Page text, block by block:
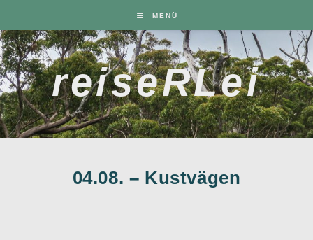
springen
MENÜ
reiseRLei
04.08. – Kustvägen